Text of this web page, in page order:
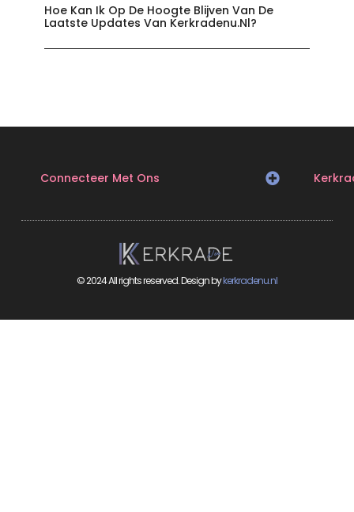
Hoe Kan Ik Op De Hoogte Blijven Van De
Laatste Updates Van Kerkradenu.nl?
Connecteer Met Ons
© 2024 All rights reserved. Design bykerkradenu.nl